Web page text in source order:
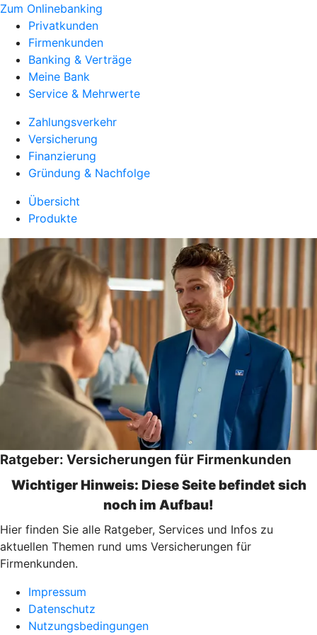
Zum Onlinebanking
Privatkunden
Firmenkunden
Banking & Verträge
Meine Bank
Service & Mehrwerte
Zahlungsverkehr
Versicherung
Finanzierung
Gründung & Nachfolge
Übersicht
Produkte
Ratgeber: Versicherungen für Firmenkunden
Wichtiger Hinweis: Diese Seite befindet sich
noch im Aufbau!
Hier finden Sie alle Ratgeber, Services und Infos zu
aktuellen Themen rund ums Versicherungen für
Firmenkunden.
Impressum
Datenschutz
Nutzungsbedingungen